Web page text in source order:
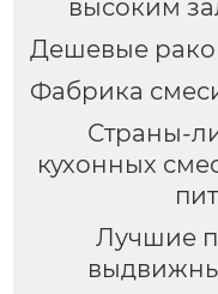
высоким
Дешевые
Фабрика
Страны-
кухонных
Лучшие